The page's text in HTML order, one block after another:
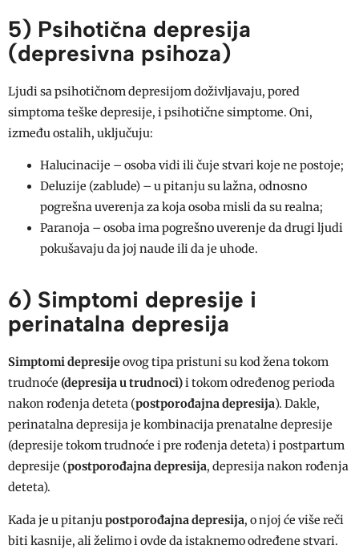
5) Psihotična depresija
(depresivna psihoza)
Ljudi sa psihotičnom depresijom doživljavaju, pored
simptoma teške depresije, i psihotične simptome. Oni,
između ostalih, uključuju:
Halucinacije – osoba vidi ili čuje stvari koje ne postoje;
Deluzije (zablude) – u pitanju su lažna, odnosno
pogrešna uverenja za koja osoba misli da su realna;
Paranoja – osoba ima pogrešno uverenje da drugi ljudi
pokušavaju da joj naude ili da je uhode.
6) Simptomi depresije i
perinatalna depresija
Simptomi depresijeovog tipa pristuni su kod žena tokom
trudnoće (depresija u trudnoci)i tokom određenog perioda
nakon rođenja deteta (postporođajna depresija). Dakle,
perinatalna depresija je kombinacija prenatalne depresije
(depresije tokom trudnoće i pre rođenja deteta) i postpartum
depresije (postporođajna depresija, depresija nakon rođenja
deteta).
Kada je u pitanju postporođajna depresija, o njoj će više reči
biti kasnije, ali želimo i ovde da istaknemo određene stvari.